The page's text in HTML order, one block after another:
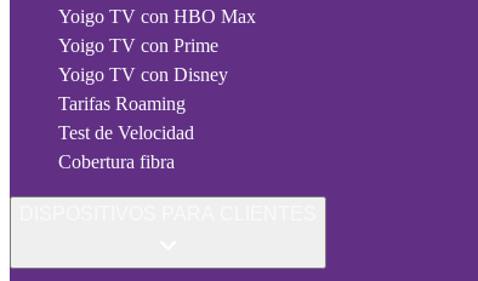
Yoigo TV con HBO Max
Yoigo TV con Prime
Yoigo TV con Disney
Tarifas Roaming
Test de Velocidad
Cobertura fibra